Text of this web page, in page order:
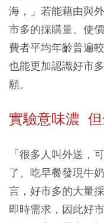
海，」若能藉由與
市多的採購量、使
費者平均年齡普遍
也能更加認識好市
願。
實驗意味濃
「很多人叫外送，
了、吃早餐發現牛
言，好市多的大量
即時需求，因此好